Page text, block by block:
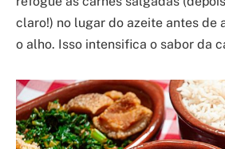
claro!) no lugar do azeite antes de
o alho. Isso intensifica o sabor da